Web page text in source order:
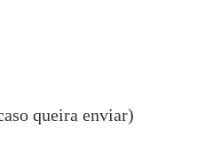
queira enviar)